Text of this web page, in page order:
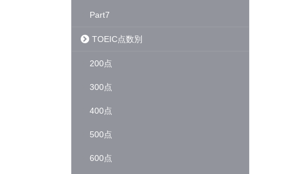
Part7
TOEIC点数別
200点
300点
400点
500点
600点